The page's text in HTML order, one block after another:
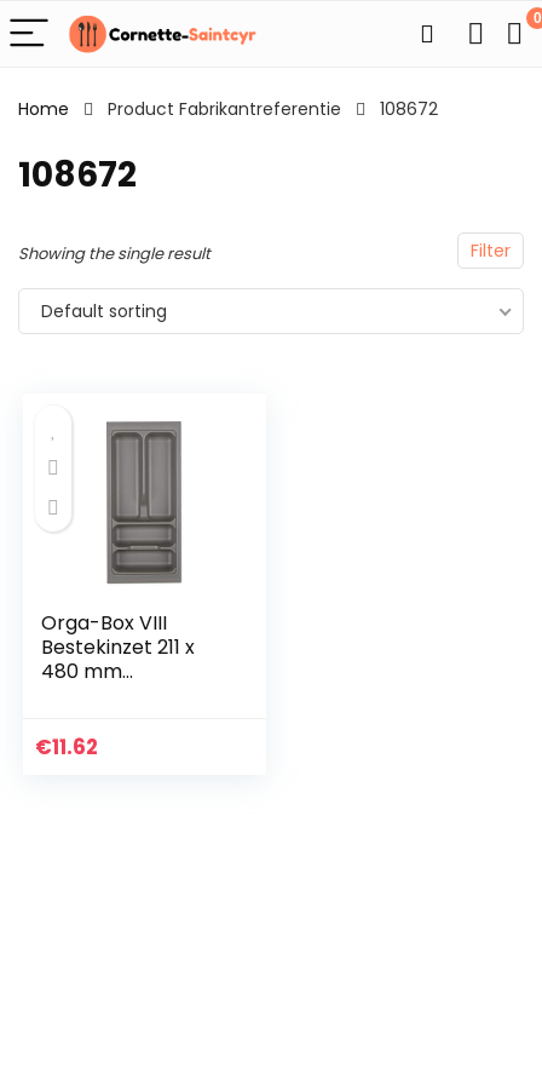
0
Home Product Fabrikantreferentie 108672
108672
Filter
Showing the single result
Default sorting
Orga-Box VIII
Bestekinzet 211 x
480 mm
corpusbreedte:
€11.62